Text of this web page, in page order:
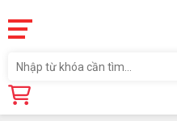
Trang chủ